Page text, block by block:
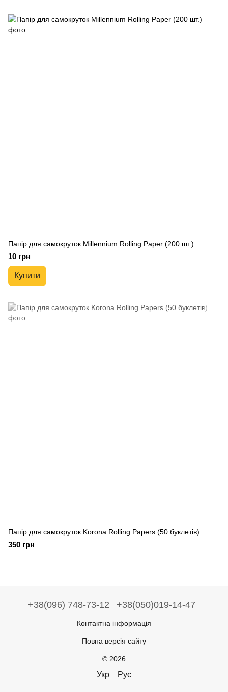
Папір для самокруток Millennium Rolling Paper (200 шт.)
10 грн
Купити
Папір для самокруток Korona Rolling Papers (50 буклетів)
350 грн
+38(096) 748-73-12 +38(050)019-14-47
Контактна інформація
Повна версія сайту
© 2026
Укр Рус